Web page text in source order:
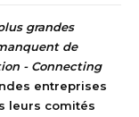
grandes
de
- Connecting
entreprises
leurs comités